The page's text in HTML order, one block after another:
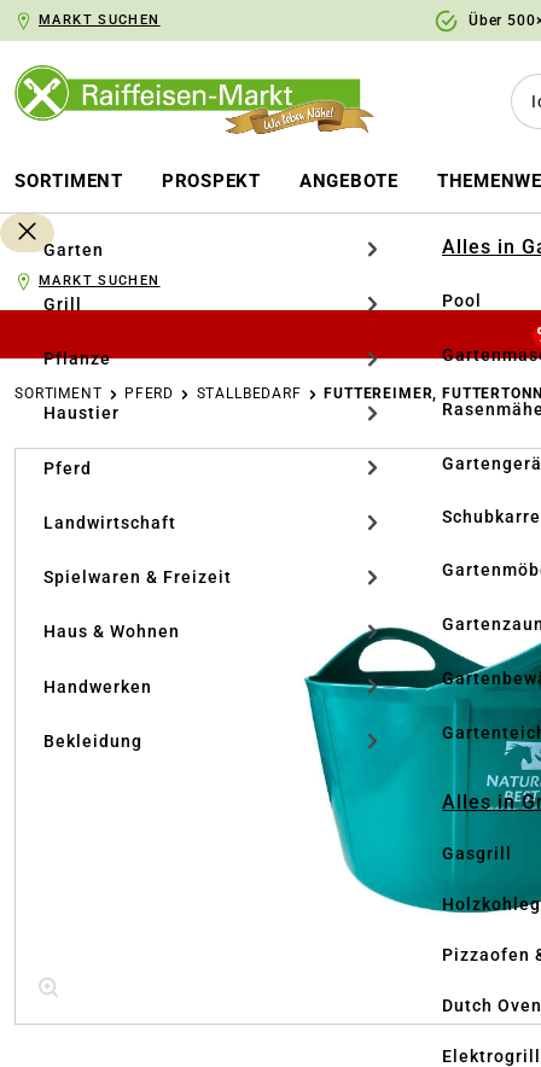
Zur Hauptnavigation springen
MARKT SUCHEN Über
SORTIMENT PROSPEKT ANGEBOTE
Garten
Grill
Pflanze
Haustier
Pferd
Landwirtschaft
Spielwaren & Freizeit
Haus & Wohnen
Handwerken
Bekleidung
Alles in
Pool
Alles in
Gasgrill
Pizzaofen
Dutch Oven
MARKT SUCHEN
SORTIMENT PFERD STALLBEDARF FUTTEREIMER,
Bildergalerie überspringen